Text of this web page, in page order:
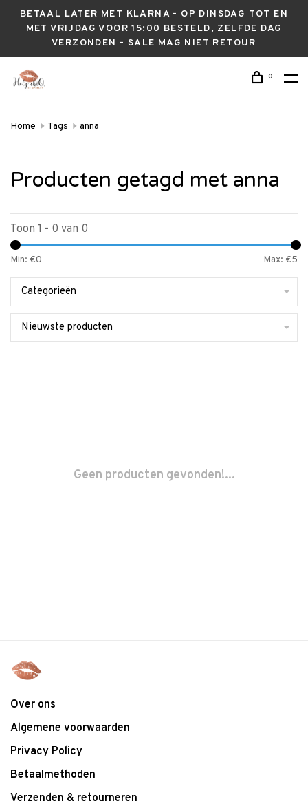
BETAAL LATER MET KLARNA - OP DINSDAG TOT EN
MET VRIJDAG VOOR 15:00 BESTELD, ZELFDE DAG
VERZONDEN - SALE MAG NIET RETOUR
0
Home Tags anna
Producten getagd met anna
Toon 1 - 0 van 0
Min: €0 Max: €5
Categorieën
Nieuwste producten
Geen producten gevonden!...
Over ons
Algemene voorwaarden
Privacy Policy
Betaalmethoden
Verzenden & retourneren